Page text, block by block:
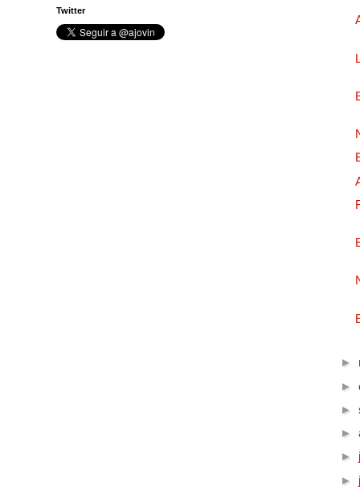
Twitter
►
►
►
►
►
►